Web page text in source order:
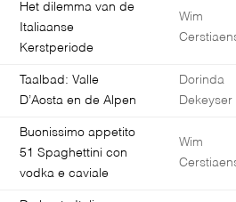
Het dilemma van de
Italiaanse
Kerstperiode
Wim
Taalbad: Valle
D’Aosta en de Alpen
Dorinda
Dekeyser
Buonissimo appetito
51 Spaghettini con
vodka e caviale
Wim